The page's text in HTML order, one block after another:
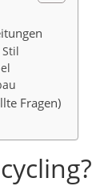
Fragen)